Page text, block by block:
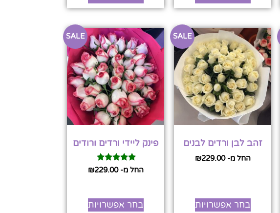
SALE
זהב לבן ורדים לבנים
החל מ- ₪229.00
בחר אפשרויות
SALE
פינק ליידי ורדים ורודים
דורגהחל מ- ₪229.00
בחר אפשרויות